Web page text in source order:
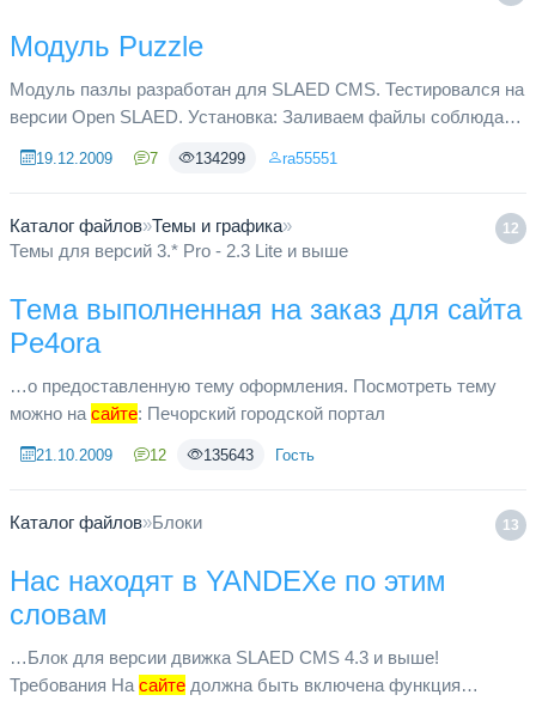
Модуль Puzzle
Модуль пазлы разработан для SLAED CMS. Тестировался на
версии Open SLAED. Установка: Заливаем файлы соблюдая
19.12.2009 7 134299 ra55551
12
Каталог файлов»Темы и графика»
Темы для версий 3.* Pro - 2.3 Lite и выше
Тема выполненная на заказ для сайта
Pe4ora
…о предоставленную тему оформления. Посмотреть тему
можно на сайте: Печорский городской портал
21.10.2009 12 135643 Гость
13
Каталог файлов»Блоки
Нас находят в YANDEXе по этим
словам
…Блок для версии движка SLAED CMS 4.3 и выше!
Требования На сайте должна быть включена функция